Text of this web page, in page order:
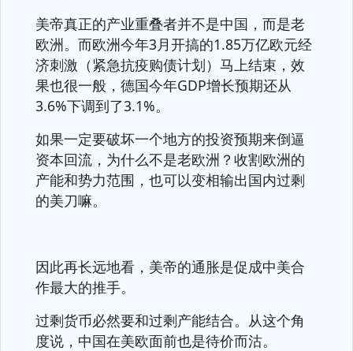
美帝真正的产业重叠者并不是中国，而是老
欧洲。而欧洲今年3月开搞的1.85万亿欧元经
济刺激（紧急抗疫购债计划）马上结束，效
果也很一般，德国今年GDP增长预期还从
3.6%下调到了3.1%。
如果一定要破坏一个地方的投资预期来倒逼
资本回流，为什么不是老欧洲？收割欧洲的
产能和势力范围，也可以变相输出国内过剩
的美刀嘛。
因此再长远地看，美帝的通胀是促成中美合
作最大的推手。
过剩货币必然要和过剩产能结合。从这个角
度说，中国在美欧面前也是待价而沽。